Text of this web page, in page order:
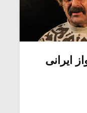
ایرانی